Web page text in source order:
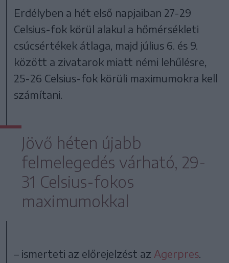
Erdélyben a hét első napjaiban 27-29
Celsius-fok körül alakul a hőmérsékleti
csúcsértékek átlaga, majd július 6. és 9.
között a zivatarok miatt némi lehűlésre,
25-26 Celsius-fok körüli maximumokra kell
számítani.
Jövő héten újabb
felmelegedés várható, 29-
31 Celsius-fokos
maximumokkal
– ismerteti az előrejelzést az Agerpres